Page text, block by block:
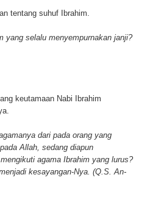
tentang suhuf Ibrahim.
yang selalu menyempurnakan janji?
keutamaan Nabi Ibrahim
dari pada orang yang
Allah, sedang diapun
agama Ibrahim yang lurus?
kesayangan-Nya. (Q.S. An-